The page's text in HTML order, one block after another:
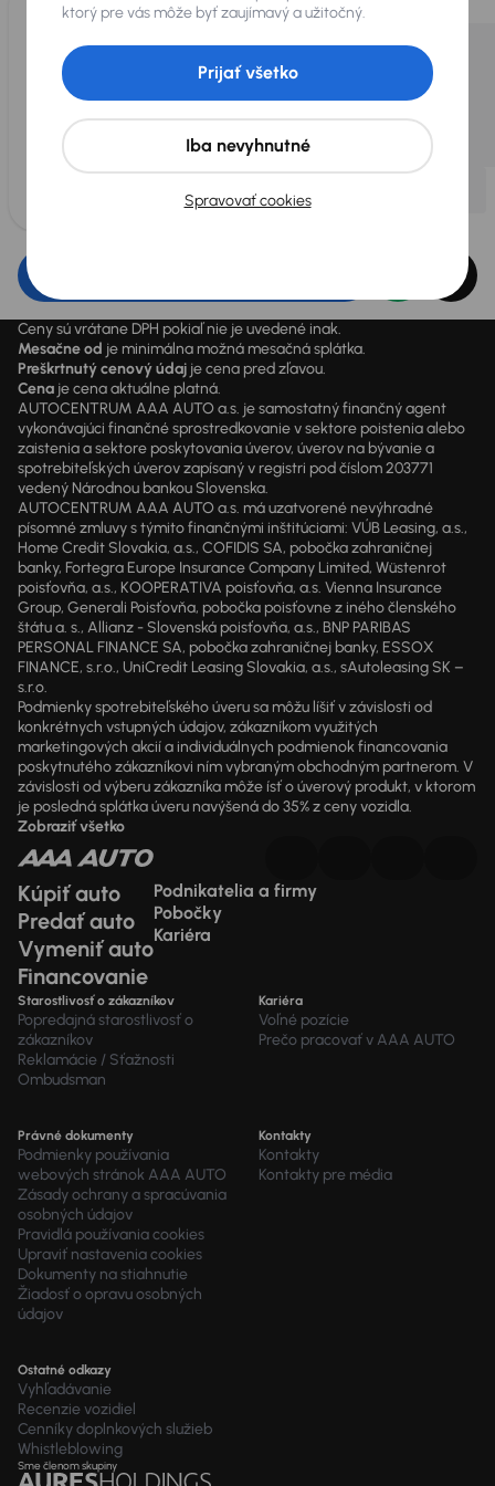
Ceny sú vrátane DPH pokiaľ nie je uvedené inak.
Mesačne od je minimálna možná mesačná splátka.
Preškrtnutý cenový údaj je cena pred zľavou.
Cena je cena aktuálne platná.
AUTOCENTRUM AAA AUTO a.s. je samostatný finančný agent
vykonávajúci finančné sprostredkovanie v sektore poistenia alebo
zaistenia a sektore poskytovania úverov, úverov na bývanie a
spotrebiteľských úverov zapísaný v registri pod číslom 203771
vedený Národnou bankou Slovenska.
AUTOCENTRUM AAA AUTO a.s. má uzatvorené nevýhradné
písomné zmluvy s týmito finančnými inštitúciami: VÚB Leasing, a.s.,
Home Credit Slovakia, a.s., COFIDIS SA, pobočka zahraničnej
banky, Fortegra Europe Insurance Company Limited, Wüstenrot
poisťovňa, a.s., KOOPERATIVA poisťovňa, a.s. Vienna Insurance
Group, Generali Poisťovňa, pobočka poisťovne z iného členského
štátu a. s., Allianz - Slovenská poisťovňa, a.s., BNP PARIBAS
PERSONAL FINANCE SA, pobočka zahraničnej banky, ESSOX
FINANCE, s.r.o., UniCredit Leasing Slovakia, a.s., sAutoleasing SK –
s.r.o.
Podmienky spotrebiteľského úveru sa môžu líšiť v závislosti od
konkrétnych vstupných údajov, zákazníkom využitých
marketingových akcií a individuálnych podmienok financovania
poskytnutého zákazníkovi ním vybraným obchodným partnerom. V
závislosti od výberu zákazníka môže ísť o úverový produkt, v ktorom
je posledná splátka úveru navýšená do 35% z ceny vozidla.
Zobraziť všetko
Kúpiť auto
Predať auto
Vymeniť auto
Financovanie
Podnikatelia a firmy
Pobočky
Kariéra
Starostlivosť o zákazníkov
Popredajná starostlivosť o
zákazníkov
Reklamácie / Sťažnosti
Ombudsman
Kariéra
Voľné pozície
Prečo pracovať v AAA AUTO
Právné dokumenty
Podmienky používania
webových stránok AAA AUTO
Zásady ochrany a spracúvania
osobných údajov
Pravidlá používania cookies
Upraviť nastavenia cookies
Dokumenty na stiahnutie
Žiadosť o opravu osobných
údajov
Kontakty
Kontakty
Kontakty pre média
Ostatné odkazy
Vyhľadávanie
Recenzie vozidiel
Cenníky doplnkových služieb
Whistleblowing
Sme členom skupiny
ktorý pre vás môže byť zaujímavý a užitočný.
Spravovať cookies
Iba nevyhnutné
Prijať všetko